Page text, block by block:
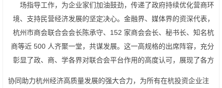
场指导工作，为企业家们加油鼓劲，传递了政府持续优化营商环
境、支持民营经济发展的坚定决心。金融界、媒体界的资深代表，
杭州市商会联合会会长陈承守、152 家商会会长、秘书长、知名杭
商等近 500 人齐聚一堂，共谋发展。这一高规格的出席阵容，充分
彰显了政、商、学各界对联合会平台作用的高度认可，展现了各方
协同助力杭州经济高质量发展的强大合力，为所有在杭投资企业注